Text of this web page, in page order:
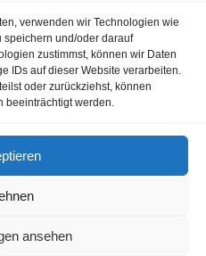
verwenden wir Technologien wie
speichern und/oder darauf
zustimmst, können wir Daten
IDs auf dieser Website verarbeiten.
oder zurückziehst, können
beeinträchtigt werden.
ansehen